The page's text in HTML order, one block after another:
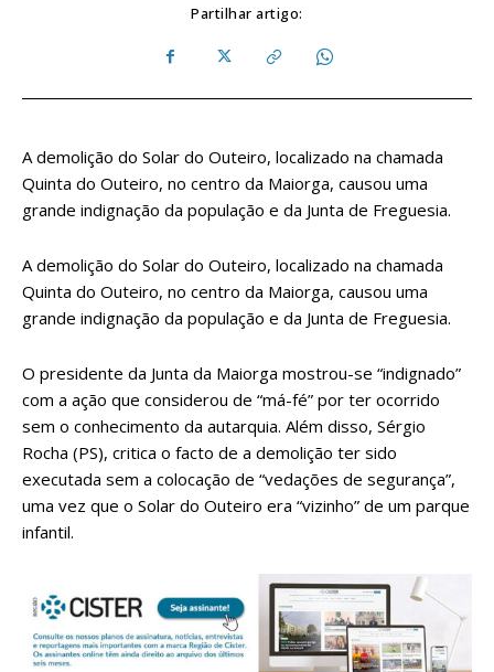
Partilhar artigo:
A demolição do Solar do Outeiro, localizado na chamada
Quinta do Outeiro, no centro da Maiorga, causou uma
grande indignação da população e da Junta de Freguesia.
A demolição do Solar do Outeiro, localizado na chamada
Quinta do Outeiro, no centro da Maiorga, causou uma
grande indignação da população e da Junta de Freguesia.
O presidente da Junta da Maiorga mostrou-se “indignado”
com a ação que considerou de “má-fé” por ter ocorrido
sem o conhecimento da autarquia. Além disso, Sérgio
Rocha (PS), critica o facto de a demolição ter sido
executada sem a colocação de “vedações de segurança”,
uma vez que o Solar do Outeiro era “vizinho” de um parque
infantil.